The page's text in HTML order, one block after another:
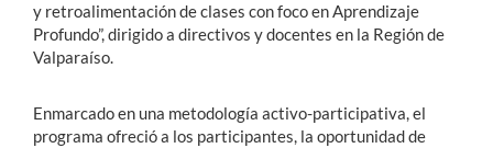
y retroalimentación de clases con foco en Aprendizaje
Profundo”, dirigido a directivos y docentes en la Región de
Valparaíso.
Enmarcado en una metodología activo-participativa, el
programa ofreció a los participantes, la oportunidad de